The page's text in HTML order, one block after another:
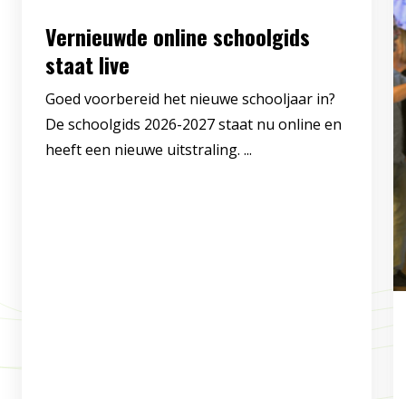
Vernieuwde online schoolgids
staat live
Goed voorbereid het nieuwe schooljaar in?
De schoolgids 2026-2027 staat nu online en
heeft een nieuwe uitstraling. ...